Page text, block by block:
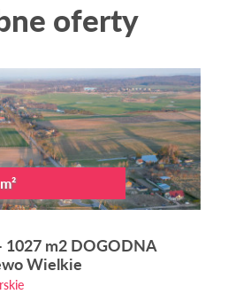
oferty
1027 m2 DOGODNA
Wielkie